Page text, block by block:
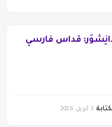
قُداس فارسي
3 أبريل 2026